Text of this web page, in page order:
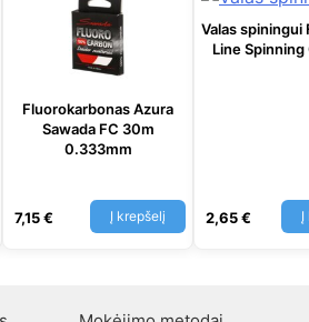
Fluorokarbonas Azura
Sawada FC 30m
0.333mm
7,15€ Į krepšelį
Valas spiningui
Line Spinning
2,65€ Į